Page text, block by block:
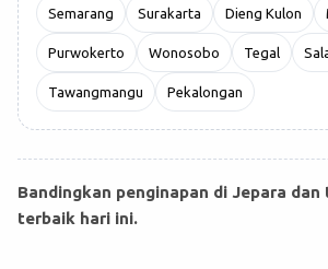
Semarang Surakarta Dieng Kulon
Purwokerto Wonosobo Tegal
Tawangmangu Pekalongan
Bandingkan penginapan di Jepara dan
terbaik hari ini.